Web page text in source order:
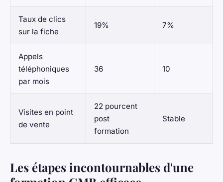
Taux de clics
sur la fiche
19% 7%
Appels
téléphoniques
par mois
36 10
Visites en point
de vente
22 pourcent
post
formation
Stable
Les étapes incontournables d'une